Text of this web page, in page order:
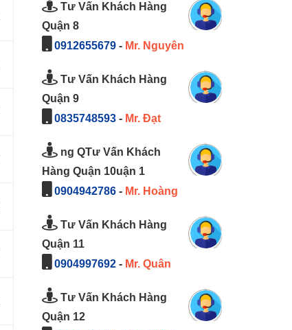
Tư Vấn Khách Hàng
Quận 8
0912655679- Mr. Nguyên
Tư Vấn Khách Hàng
Quận 9
0835748593- Mr. Đạt
ng QTư Vấn Khách
Hàng Quận 10uận 1
0904942786- Mr. Hoàng
Tư Vấn Khách Hàng
Quận 11
0904997692- Mr. Quân
Tư Vấn Khách Hàng
Quận 12